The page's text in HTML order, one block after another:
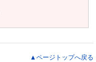
▲ページトップへ戻る